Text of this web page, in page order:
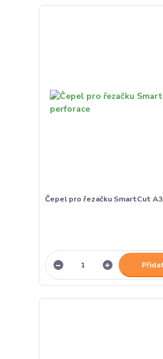
Čepel pro řezačku SmartCut